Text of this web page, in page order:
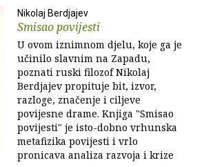
Nikolaj Berdjajev
Smisao povijesti
U ovom iznimnom djelu, koje ga je
učinilo slavnim na Zapadu,
poznati ruski filozof Nikolaj
Berdjajev propituje bit, izvor,
razloge, značenje i ciljeve
povijesne drame. Knjiga "Smisao
povijesti" je isto-dobno vrhunska
metafizika povijesti i vrlo
pronicava analiza razvoja i krize